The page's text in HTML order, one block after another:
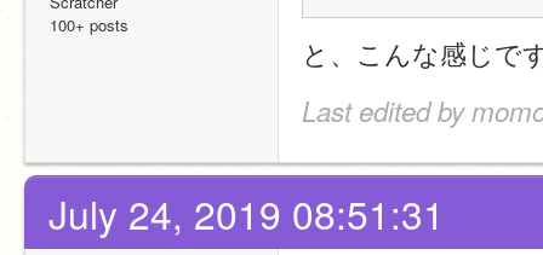
100+ posts
と、こんな感じで
Last edited by
July 24, 2019 08:51:31